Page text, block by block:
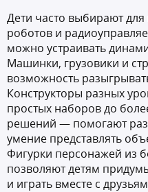
Дети часто выбирают
роботов и
можно устраивать
Машинки, грузовики и
возможность
Конструкторы разных
простых наборов до
решений — помогают
умение представлять
Фигурки персонажей из
позволяют детям
и играть вместе с